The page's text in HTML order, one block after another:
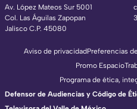
Av. López Mateos Sur 5001
Col. Las Águilas Zapopan
Jalisco C.P. 45080
Aviso de privacidadPreferencias
Promo Espacio
Programa de ética,
Defensor de Audiencias y Código de